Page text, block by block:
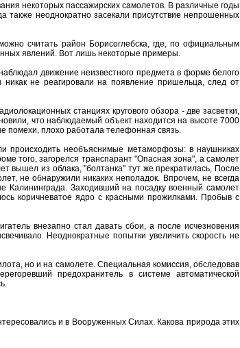
некоторых пассажирских самолетов. В различные годы
также неоднократно засекали присутствие непрошенных
считать район Борисоглебска, где, по официальным
явлений. Вот лишь некоторые примеры.
движение неизвестного предмета в форме белого
не реагировали на появление пришельца, след от
станциях кругового обзора - две засветки,
что наблюдаемый объект находится на высоте 7000
помехи, плохо работала телефонная связь.
происходить необъяснимые метаморфозы: в наушниках
того, загорелся транспарант "Опасная зона", а самолет
вышел из облака, "болтанка" тут же прекратилась, После
не обнаружили никаких неполадок. Впрочем, не всегда
Калининграда. Заходивший на посадку военный самолет
коричневатое ядро с красными прожилками. Пробыв с
внезапно стал давать сбои, а после исчезновения
Неоднократные попытки увеличить скорость не
но и на самолете. Специальная комиссия, обследовав
предохранитель в системе автоматической
и в Вооруженных Силах. Какова природа этих